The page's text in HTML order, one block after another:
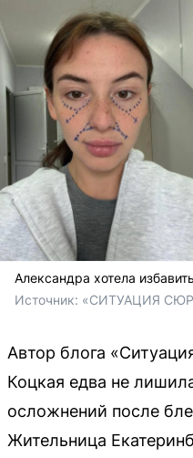
Александра хотела
Источник: «СИТУАЦИЯ
Автор блога
Коцкая едва не
осложнений после
Жительница